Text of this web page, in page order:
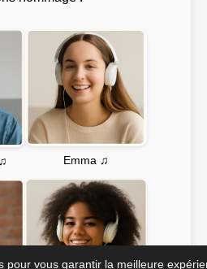
Emma ♫
pour vous garantir la meilleure